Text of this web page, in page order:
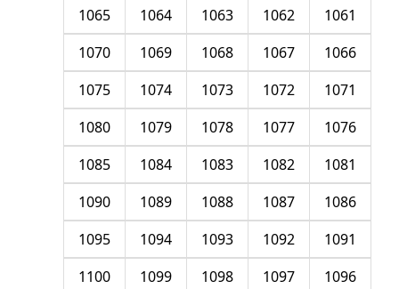
1061
1062
1063
1064
1065
1066
1067
1068
1069
1070
1071
1072
1073
1074
1075
1076
1077
1078
1079
1080
1081
1082
1083
1084
1085
1086
1087
1088
1089
1090
1091
1092
1093
1094
1095
1096
1097
1098
1099
1100